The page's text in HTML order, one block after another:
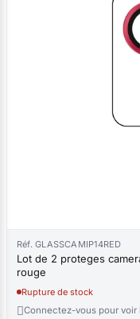
Réf. GLASSCAMIP14RED
Lot de 2 proteges
rouge
Rupture de stock
Connectez-vous pour voir